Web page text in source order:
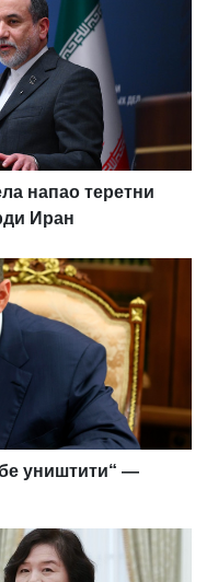
напао теретни
Иран
уништити“ —